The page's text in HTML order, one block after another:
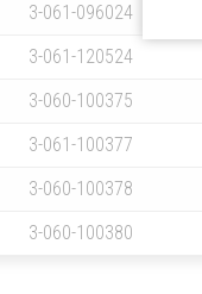
3-061-096024
3-061-120524
3-060-100375
3-061-100377
3-060-100378
3-060-100380